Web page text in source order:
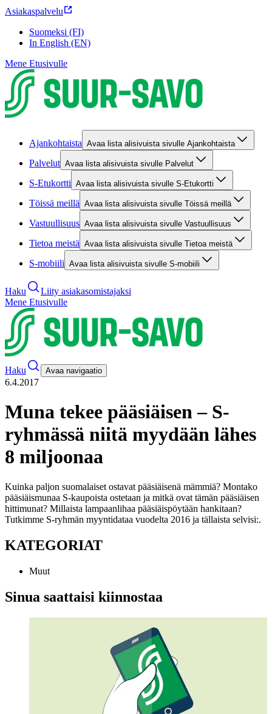
Asiakaspalvelu
Suomeksi (FI)
In English (EN)
Mene Etusivulle
Ajankohtaista Avaa lista alisivuista sivulle Ajankohtaista
Palvelut Avaa lista alisivuista sivulle Palvelut
S-Etukortti Avaa lista alisivuista sivulle S-Etukortti
Töissä meillä Avaa lista alisivuista sivulle Töissä meillä
Vastuullisuus Avaa lista alisivuista sivulle Vastuullisuus
Tietoa meistä Avaa lista alisivuista sivulle Tietoa meistä
S-mobiili Avaa lista alisivuista sivulle S-mobiili
Haku
Liity asiakasomistajaksi
Mene Etusivulle
Haku Avaa navigaatio
6.4.2017
Muna tekee pääsiäisen – S-
ryhmässä niitä myydään lähes
8 miljoonaa
Kuinka paljon suomalaiset ostavat pääsiäisenä mämmiä? Montako
pääsiäismunaa S-kaupoista ostetaan ja mitkä ovat tämän pääsiäisen
hittimunat? Millaista lampaanlihaa pääsiäispöytään hankitaan?
Tutkimme S-ryhmän myyntidataa vuodelta 2016 ja tällaista selvisi:.
KATEGORIAT
Muut
Sinua saattaisi kiinnostaa